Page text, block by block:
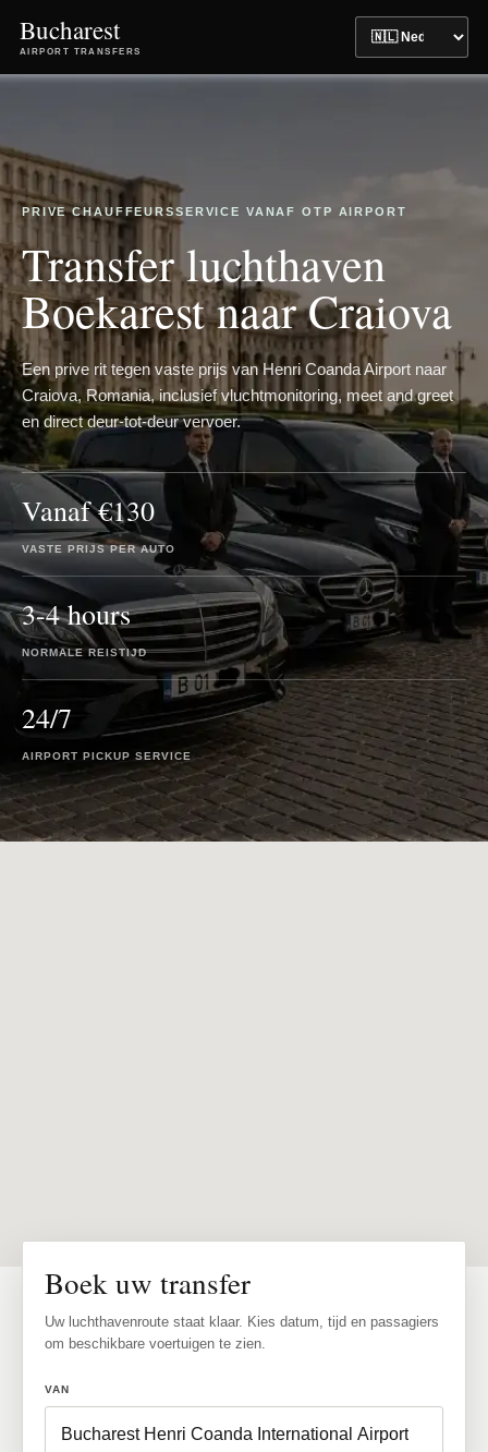
Bucharest
AIRPORT TRANSFERS
PRIVE CHAUFFEURSSERVICE VANAF OTP AIRPORT
Transfer luchthaven
Boekarest naar Craiova
Een prive rit tegen vaste prijs van Henri Coanda Airport naar
Craiova, Romania, inclusief vluchtmonitoring, meet and greet
en direct deur-tot-deur vervoer.
Vanaf €130
VASTE PRIJS PER AUTO
3-4 hours
NORMALE REISTIJD
24/7
AIRPORT PICKUP SERVICE
Boek uw transfer
Uw luchthavenroute staat klaar. Kies datum, tijd en passagiers
om beschikbare voertuigen te zien.
VAN